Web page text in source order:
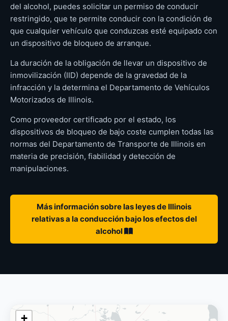
del alcohol, puedes solicitar un permiso de conducir
restringido, que te permite conducir con la condición de
que cualquier vehículo que conduzcas esté equipado con
un dispositivo de bloqueo de arranque.
La duración de la obligación de llevar un dispositivo de
inmovilización (IID) depende de la gravedad de la
infracción y la determina el Departamento de Vehículos
Motorizados de Illinois.
Como proveedor certificado por el estado, los
dispositivos de bloqueo de bajo coste cumplen todas las
normas del Departamento de Transporte de Illinois en
materia de precisión, fiabilidad y detección de
manipulaciones.
Más información sobre las leyes de Illinois
relativas a la conducción bajo los efectos del
alcohol
+